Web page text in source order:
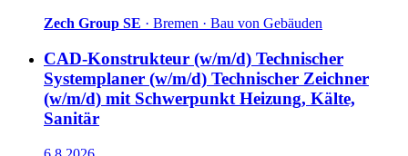
Zech Group SE · Bremen · Bau von Gebäuden
CAD-Konstrukteur (w/m/d) Technischer
Systemplaner (w/m/d) Technischer Zeichner
(w/m/d) mit Schwerpunkt Heizung, Kälte,
Sanitär